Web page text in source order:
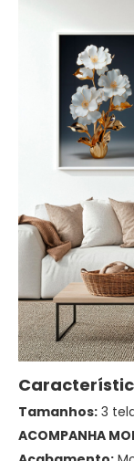
Tamanhos: 3
ACOMPANHA